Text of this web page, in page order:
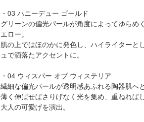
・03 ハニーデュー ゴールド
グリーンの偏光パールが角度によってゆらめ
エロー。
肌の上ではほのかに発色し、ハイライターと
ュで洒落たアクセントに。
・04 ウィスパー オブ ウィステリア
繊細な偏光パールが透明感あふれる陶器肌へ
薄く伸ばせばさりげなく光を集め、重ねれば
大人の可愛げを演出。